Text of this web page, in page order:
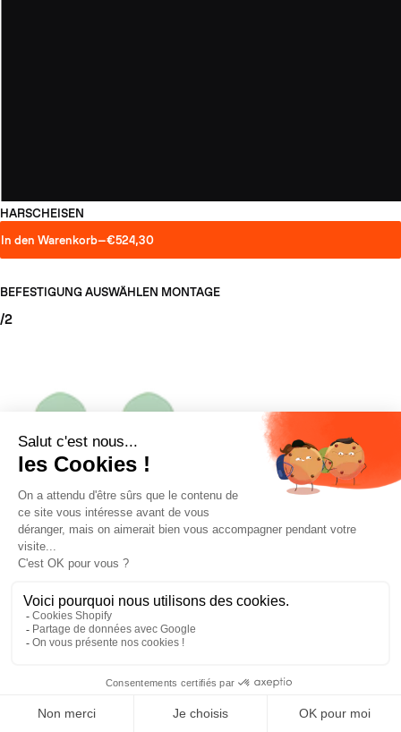
HARSCHEISEN
In den Warenkorb—€524,30
BEFESTIGUNG AUSWÄHLEN MONTAGE
/2